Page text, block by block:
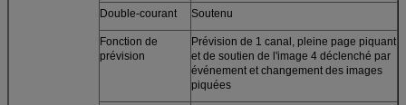
Double-courant Soutenu
Fonction de
prévision
Prévision de 1 canal, pleine page piquant
et de soutien de l'image 4 déclenché par
événement et changement des images
piquées